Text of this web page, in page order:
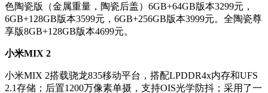
色陶瓷版（金属重量，陶瓷后盖）6GB+64GB版本3299元，
6GB+128GB版本3599元，6GB+256GB版本3999元。全陶瓷尊
享版8GB+128GB版本4699元。
小米MIX 2
小米MIX 2搭载骁龙835移动平台，搭配LPDDR4x内存和UFS
2.1存储；后置1200万像素单摄，支持OIS光学防抖；采用了一